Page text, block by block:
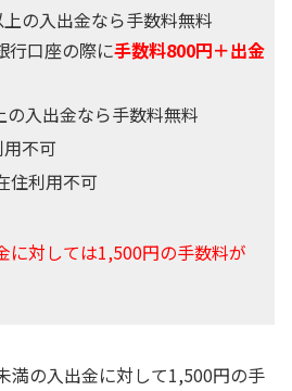
上の入出金なら手数料無料
行口座の際に手数料800円＋出金
の入出金なら手数料無料
用不可
住利用不可
対しては1,500円の手数料が
満の入出金に対して1,500円の手